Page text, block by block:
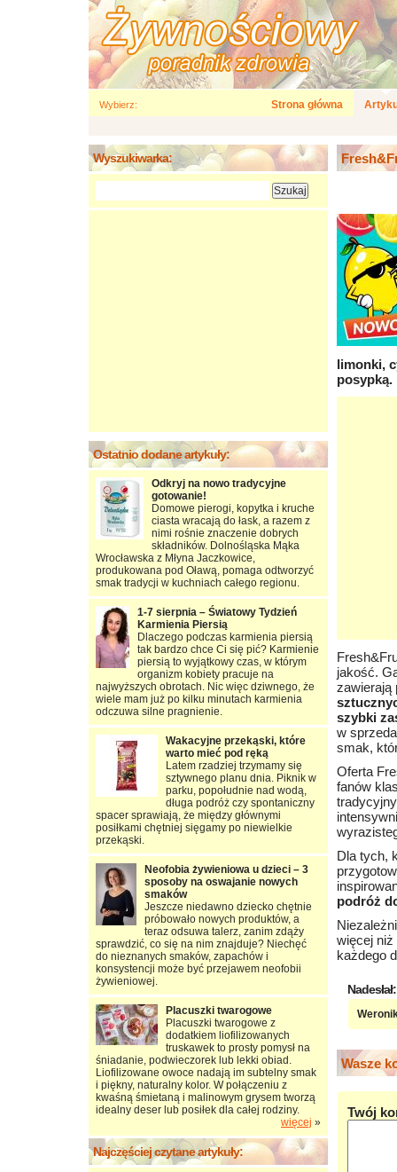
Wybierz: Strona główna
limonki,
posypką.
jakość.
zawierają
szybki
w
smak,
Oferta
fanów
Dla tych,
podróż
więcej niż
każdego
Nadesłał:
Wasze
Twój
Wyszukiwarka:
Ostatnio dodane artykuły:
Odkryj na nowo tradycyjne
gotowanie!
Domowe pierogi, kopytka i kruche
ciasta wracają do łask, a razem z
nimi rośnie znaczenie dobrych
składników. Dolnośląska Mąka
Wrocławska z Młyna Jaczkowice,
produkowana pod Oławą, pomaga odtworzyć
smak tradycji w kuchniach całego regionu.
1-7 sierpnia – Światowy Tydzień
Karmienia Piersią
Dlaczego podczas karmienia piersią
tak bardzo chce Ci się pić? Karmienie
piersią to wyjątkowy czas, w którym
organizm kobiety pracuje na
najwyższych obrotach. Nic więc dziwnego, że
wiele mam już po kilku minutach karmienia
odczuwa silne pragnienie.
Wakacyjne przekąski, które
warto mieć pod ręką
Latem rzadziej trzymamy się
sztywnego planu dnia. Piknik w
parku, popołudnie nad wodą,
długa podróż czy spontaniczny
spacer sprawiają, że między głównymi
posiłkami chętniej sięgamy po niewielkie
przekąski.
Neofobia żywieniowa u dzieci – 3
sposoby na oswajanie nowych
smaków
Jeszcze niedawno dziecko chętnie
próbowało nowych produktów, a
teraz odsuwa talerz, zanim zdąży
sprawdzić, co się na nim znajduje? Niechęć
do nieznanych smaków, zapachów i
konsystencji może być przejawem neofobii
żywieniowej.
Placuszki twarogowe
Placuszki twarogowe z
dodatkiem liofilizowanych
truskawek to prosty pomysł na
śniadanie, podwieczorek lub lekki obiad.
Liofilizowane owoce nadają im subtelny smak
i piękny, naturalny kolor. W połączeniu z
kwaśną śmietaną i malinowym grysem tworzą
idealny deser lub posiłek dla całej rodziny.
więcej »
Najczęściej czytane artykuły: